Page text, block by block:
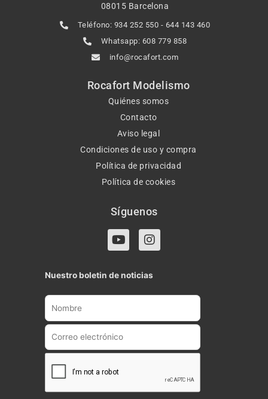
08015 Barcelona
Teléfono: 934 252 550 - 644 143 460
Whatsapp: 608 779 858
info@rocafort.com
Rocafort Modelismo
Quiénes somos
Contacto
Aviso legal
Condiciones de uso y compra
Política de privacidad
Política de cookies
Síguenos
Y
o
t
u
b
I
n
t
a
g
a
Nuestro boletin de noticias